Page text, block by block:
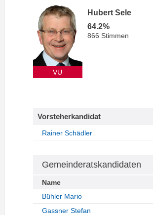
VU
Hubert Sele
64.2%
866 Stimmen
Vorsteherkandidat
Rainer Schädler
Gemeinderatskandidaten
Name
Bühler Mario
Gassner Stefan